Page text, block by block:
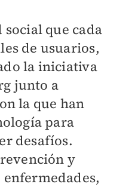
social que cada
de usuarios,
la iniciativa
junto a
la que han
para
desafíos.
y